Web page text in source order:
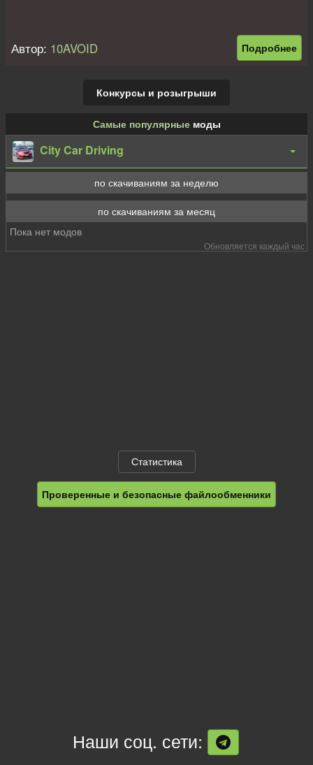
Подробнее
Автор: 10AVOID
Конкурсы и розыгрыши
Самые популярныемоды
City Car Driving
по скачиваниям за неделю
по скачиваниям за месяц
Пока нет модов
Обновляется каждый час
Статистика
Проверенные и безопасные файлообменники
Наши соц. сети: